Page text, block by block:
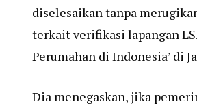
diselesaikan tanpa
terkait verifikasi lapangan
Perumahan di Indonesia’ di
Dia menegaskan, jika